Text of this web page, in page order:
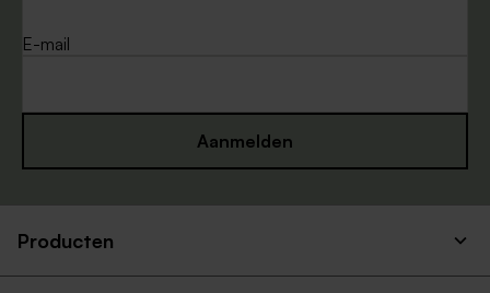
E-mail
Aanmelden
Producten